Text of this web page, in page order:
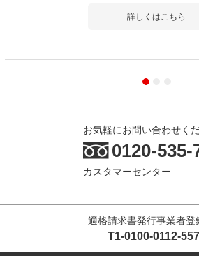
詳しくはこちら
お気軽にお問い合わせくだ
0120-535-
カスタマーセンター
適格請求書発行事業者登
T1-0100-0112-